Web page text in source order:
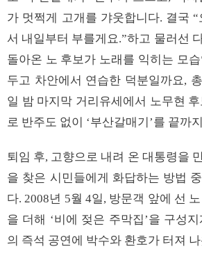
가 멋쩍게 고개를 갸웃합니다. 결국 “
서 내일부터 부를게요.”하고 물러선
돌아온 노 후보가 노래를 익히는 모
두고 차안에서 연습한 덕분일까요,
일 밤 마지막 거리유세에서 노무현
로 반주도 없이 ‘부산갈매기’를 끝까
퇴임 후, 고향으로 내려 온 대통령을
을 찾은 시민들에게 화답하는 방법
다. 2008년 5월 4일, 방문객 앞에 선
을 더해 ‘비에 젖은 주막집’을 구성
의 즉석 공연에 박수와 환호가 터져